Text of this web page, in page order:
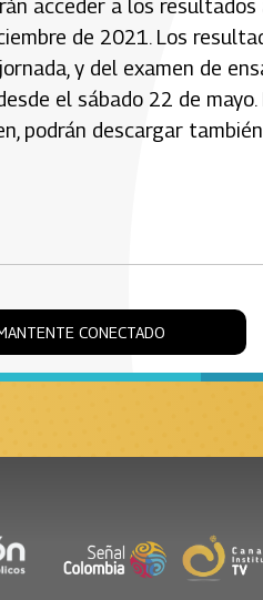
acceder a los
de 2021. Los
y del examen de
el sábado 22 de mayo.
podrán descargar
CONECTADO